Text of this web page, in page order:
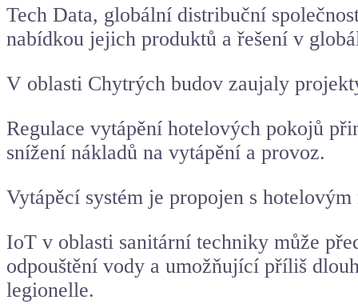
Tech Data, globální distribuční
nabídkou jejich produktů a řešení v
V oblasti Chytrých budov zaujaly
Regulace vytápění hotelových pokojů
snížení nákladů na vytápění a provoz.
Vytápěcí systém je propojen s
IoT v oblasti sanitární techniky může
odpouštění vody a umožňující příliš
legionelle.